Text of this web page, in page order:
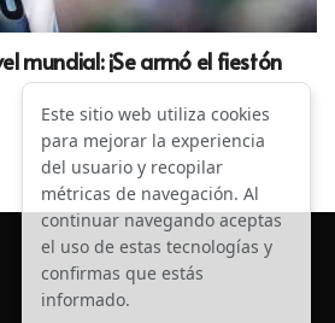
mundial: ¡Se armó el fiestón
Este sitio web utiliza cookies
para mejorar la experiencia
del usuario y recopilar
métricas de navegación. Al
continuar navegando aceptas
el uso de estas tecnologías y
confirmas que estás
informado.